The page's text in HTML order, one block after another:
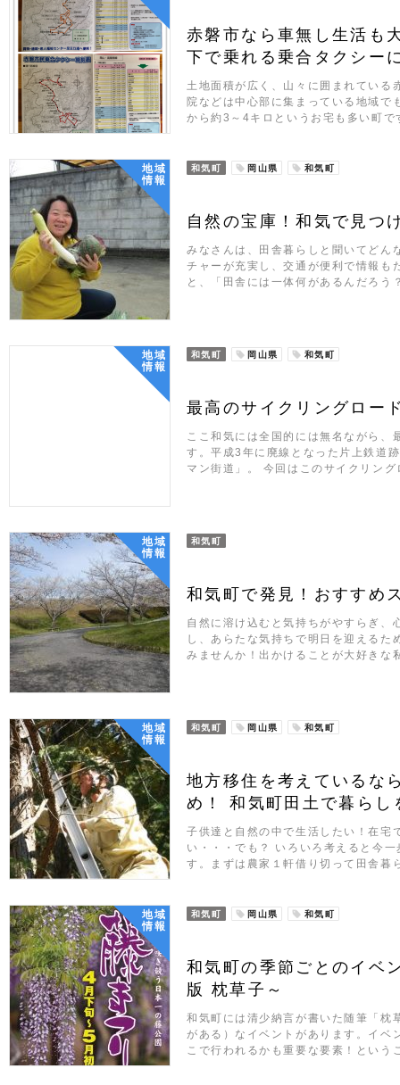
赤磐市なら車無し生活も
下で乗れる乗合タクシー
土地面積が広く、山々に囲まれている
院などは中心部に集まっている地域で
から約3～4キロというお宅も多い町
地域
情報
和気町 岡山県 和気町
自然の宝庫！和気で見つ
みなさんは、田舎暮らしと聞いてどん
チャーが充実し、交通が便利で情報も
と、「田舎には一体何があるんだろ
地域
情報
和気町 岡山県 和気町
最高のサイクリングロー
ここ和気には全国的には無名ながら
す。平成3年に廃線となった片上鉄道
マン街道」。 今回はこのサイクリン
地域
情報
和気町
和気町で発見！おすすめ
自然に溶け込むと気持ちがやすらぎ、
し、あらたな気持ちで明日を迎える
みませんか！出かけることが大好き
地域
情報
和気町 岡山県 和気町
地方移住を考えているな
め！ 和気町田土で暮ら
子供達と自然の中で生活したい！在宅
い・・・でも？ いろいろ考えると今
す。まずは農家１軒借り切って田舎
地域
情報
和気町 岡山県 和気町
和気町の季節ごとのイベ
版 枕草子～
和気町には清少納言が書いた随筆「枕
がある）なイベントがあります。イベ
こで行われるかも重要な要素！とい